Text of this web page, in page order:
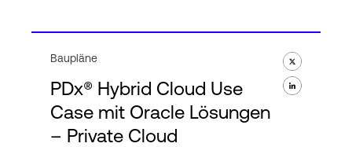
Über uns
Baupläne
PDx® Hybrid Cloud Use
Case mit Oracle Lösungen
– Private Cloud